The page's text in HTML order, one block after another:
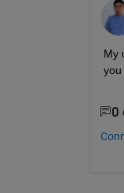
My
you
0